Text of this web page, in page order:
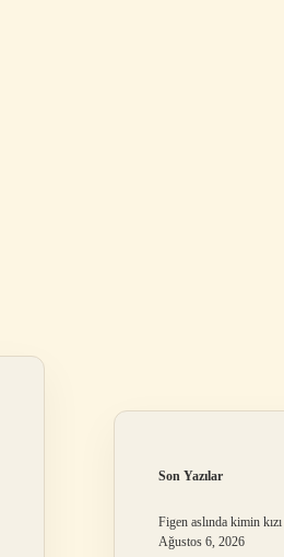
Son Yazılar
Figen aslında kimin kızı
Ağustos 6, 2026